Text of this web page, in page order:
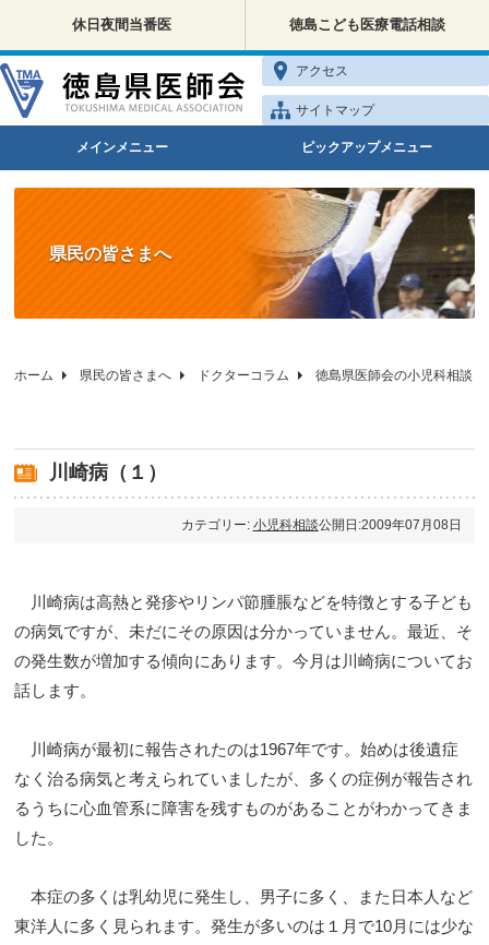
休日夜間当番医 徳島こども医療電話相談
アクセス
サイトマップ
メインメニュー ピックアップメニュー
県民の皆さまへ
ホーム 県民の皆さまへ ドクターコラム 徳島県医師会の小児科相談
川崎病（１）
カテゴリー: 小児科相談公開日:2009年07月08日
川崎病は高熱と発疹やリンパ節腫脹などを特徴とする子ども
の病気ですが、未だにその原因は分かっていません。最近、そ
の発生数が増加する傾向にあります。今月は川崎病についてお
話します。
川崎病が最初に報告されたのは1967年です。始めは後遺症
なく治る病気と考えられていましたが、多くの症例が報告され
るうちに心血管系に障害を残すものがあることがわかってきま
した。
本症の多くは乳幼児に発生し、男子に多く、また日本人など
東洋人に多く見られます。発生が多いのは１月で10月には少な